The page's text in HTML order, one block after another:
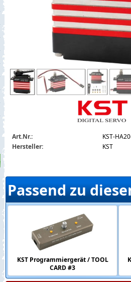
kst-ha20-9015.jpg
Art.Nr.:
KST-
Hersteller:
KST
Passend zu
KST Programmiergerät / TOOL
CARD #3